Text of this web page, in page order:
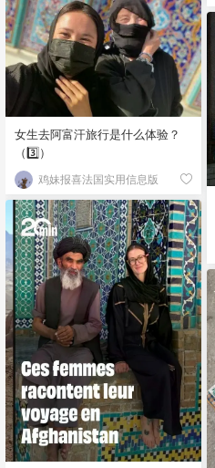
女生去阿富汗旅行是什么体验？
（3️⃣）
鸡妹报喜法国实用信息版